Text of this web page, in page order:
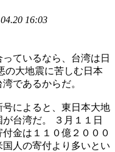
16:03
ているなら、台湾は日
の大地震に苦しむ日本
であるからだ。
によると、東日本大地
台湾だ。 ３月１１日
金は１１０億２０００
人の寄付より多いとい